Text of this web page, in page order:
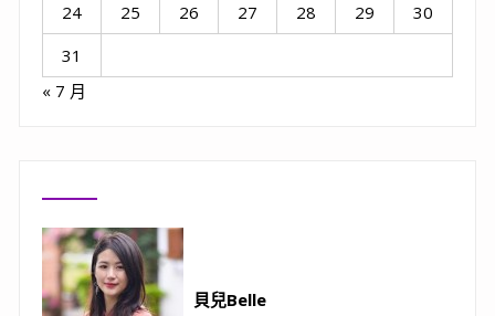
24
25 26 27 28 29
30
31
« 7 月
貝兒Belle